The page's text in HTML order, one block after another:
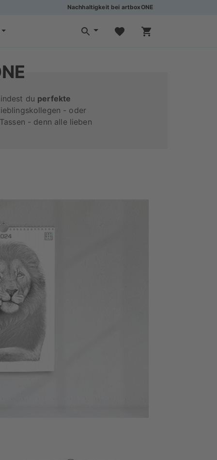
Nachhaltigkeit bei artboxONE
du perfekte
- oder
- denn alle lieben